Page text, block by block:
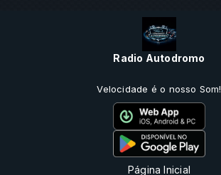
Radio Autodromo
Velocidade é o nosso Som!
Página Inicial